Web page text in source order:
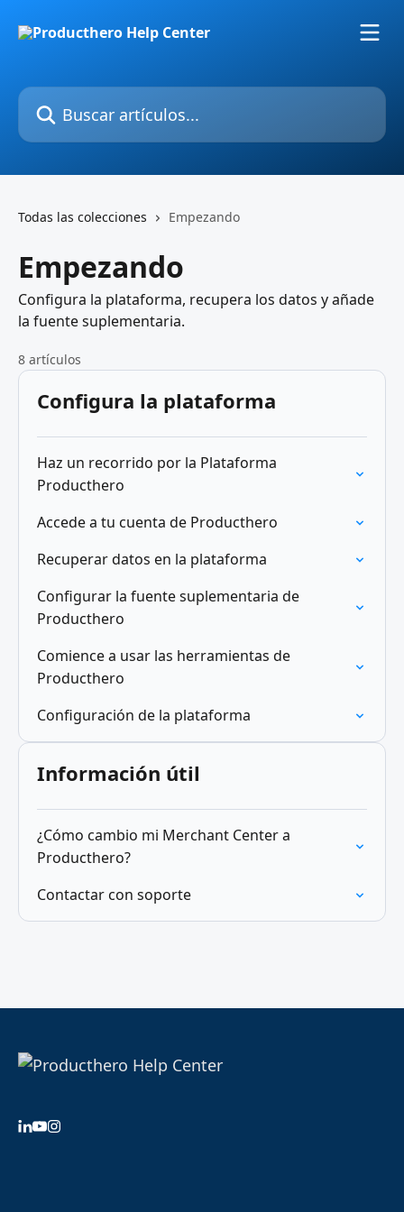
Buscar artículos...
Todas las colecciones Empezando
Empezando
Configura la plataforma, recupera los datos y añade
la fuente suplementaria.
8 artículos
Configura la plataforma
Haz un recorrido por la Plataforma
Producthero
Accede a tu cuenta de Producthero
Recuperar datos en la plataforma
Configurar la fuente suplementaria de
Producthero
Comience a usar las herramientas de
Producthero
Configuración de la plataforma
Información útil
¿Cómo cambio mi Merchant Center a
Producthero?
Contactar con soporte